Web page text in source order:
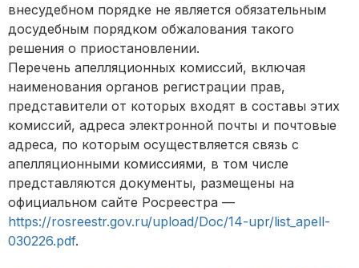
внесудебном порядке не является обязательным
досудебным порядком обжалования такого
решения о приостановлении.
Перечень апелляционных комиссий, включая
наименования органов регистрации прав,
представители от которых входят в составы этих
комиссий, адреса электронной почты и почтовые
адреса, по которым осуществляется связь с
апелляционными комиссиями, в том числе
представляются документы, размещены на
официальном сайте Росреестра —
https://rosreestr.gov.ru/upload/Doc/14-upr/list_apell-
030226.pdf.